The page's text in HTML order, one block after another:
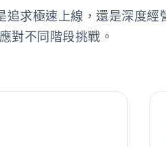
求極速上線，還是深度經
對不同階段挑戰。